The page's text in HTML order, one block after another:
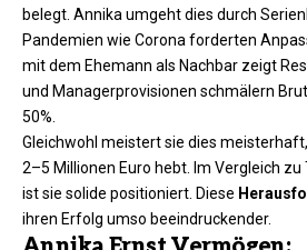
belegt. Annika umgeht dies durch
Pandemien wie Corona forderten
mit dem Ehemann als Nachbar zeigt
und Managerprovisionen schmälern
50%.
Gleichwohl meistert sie dies
2–5 Millionen Euro hebt. Im Vergleich zu
ist sie solide positioniert. Diese
ihren Erfolg umso beeindruckender.​